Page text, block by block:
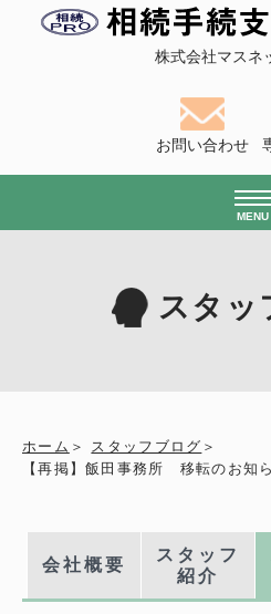
株式会社マスネ
お問い合わせ
MENU
スタッ
ホーム
スタッフブログ
【再掲】飯田事務所 移転のお知
会社概要
スタッフ
紹介